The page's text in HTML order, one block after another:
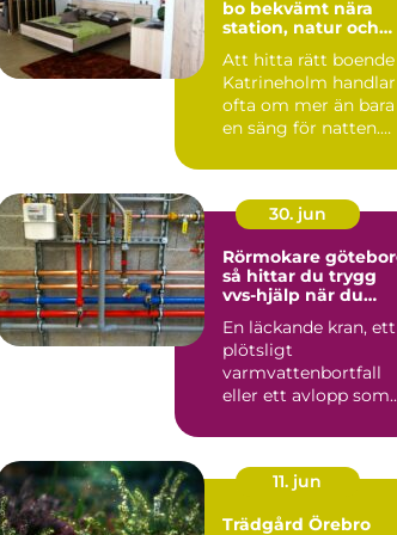
bo bekvämt nära
station, natur och
Att hitta rätt
Katrineholm handlar
ofta om mer än bara
en säng för natten.
30. jun
Rörmokare
så hittar du trygg
vvs-hjälp när du
En läckande kran, ett
plötsligt
varmvattenbortfall
eller ett avlopp som
igenom vatt...
11. jun
Trädgård Örebro